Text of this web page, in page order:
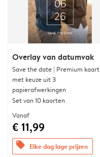
Overlay van datumvak
Save the date | Premium kaart
met keuze uit 3
papierafwerkingen
Set van 10 kaarten
Vanaf
€ 11,99
offers Elke dag lage prijzen